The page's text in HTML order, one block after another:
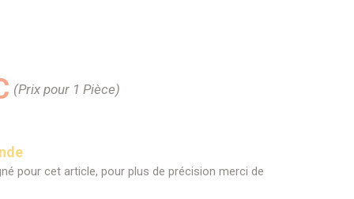
(Prix pour 1 Pièce)
pour cet article, pour plus de précision merci de